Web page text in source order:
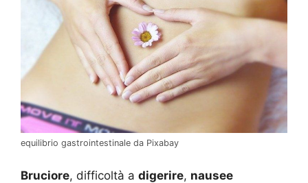
equilibrio gastrointestinale da Pixabay
Bruciore, difficoltà a digerire, nausee